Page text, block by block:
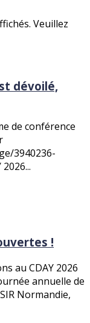
Veuillez
dévoilé,
de conférence
3940236-
!
au CDAY 2026
annuelle de
Normandie,